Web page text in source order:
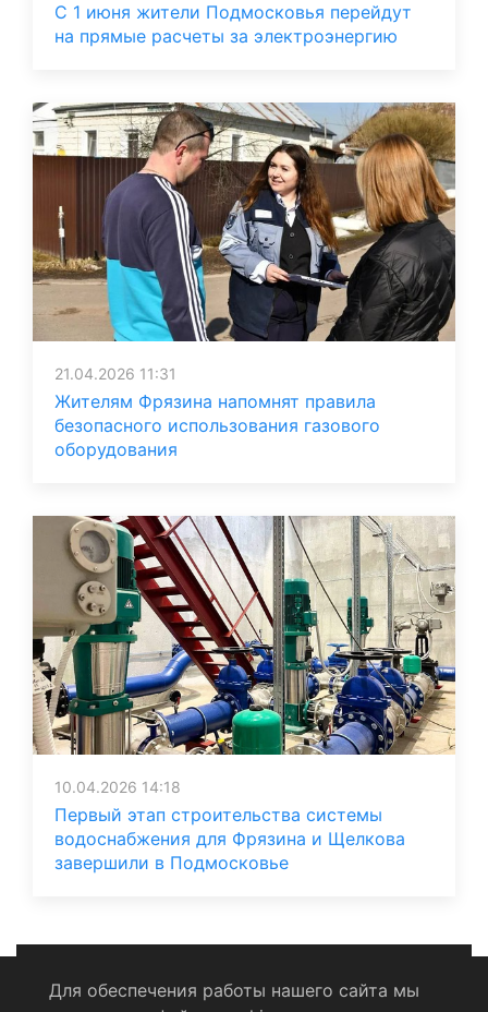
С 1 июня жители Подмосковья перейдут
на прямые расчеты за электроэнергию
21.04.2026 11:31
Жителям Фрязина напомнят правила
безопасного использования газового
оборудования
10.04.2026 14:18
Первый этап строительства системы
водоснабжения для Фрязина и Щелкова
завершили в Подмосковье
Для обеспечения работы нашего сайта мы